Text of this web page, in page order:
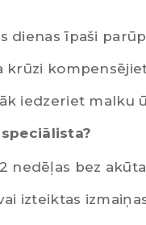
dienas īpaši
krūzi
iedzeriet malku
nedēļas bez
izteiktas